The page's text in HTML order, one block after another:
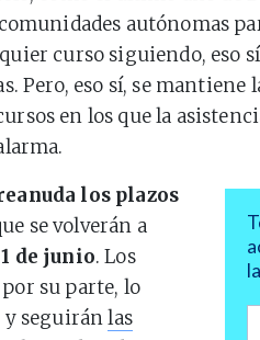
autónomas
curso siguiendo, eso
Pero, eso sí, se
en los que la
los plazos
se volverán a
1 de junio. Los
por su parte, lo
y seguiránlas